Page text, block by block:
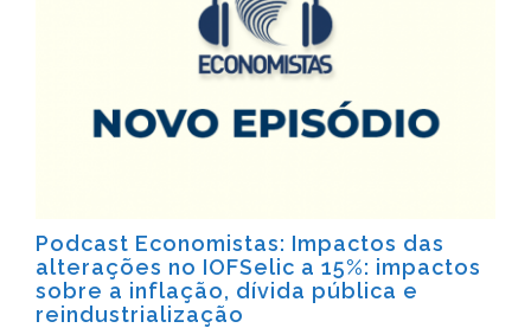
Podcast Economistas: Impactos das
alterações no IOFSelic a 15%: impactos
sobre a inflação, dívida pública e
reindustrialização